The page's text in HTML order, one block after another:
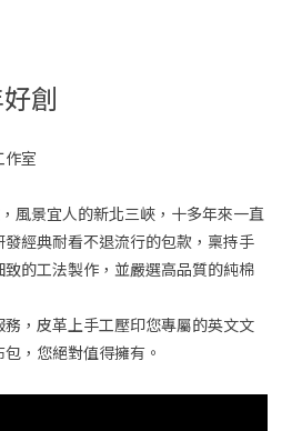
創
作室
風景宜人的新北三峽，十多年來一直
經典耐看不退流行的包款，稟持手
的工法製作，並嚴選高品質的純棉
，皮革上手工壓印您專屬的英文文
，您絕對值得擁有。